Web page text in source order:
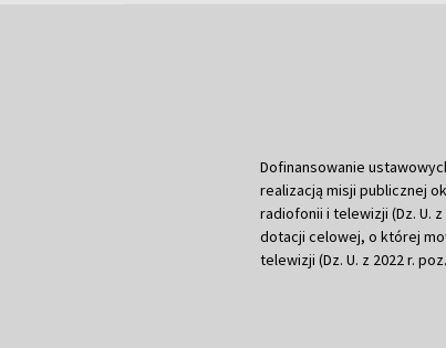
Dofinansowanie
realizacją misji publicznej
radiofonii i telewizji (Dz. U.
dotacji celowej, o której
telewizji (Dz. U. z 2022 r.